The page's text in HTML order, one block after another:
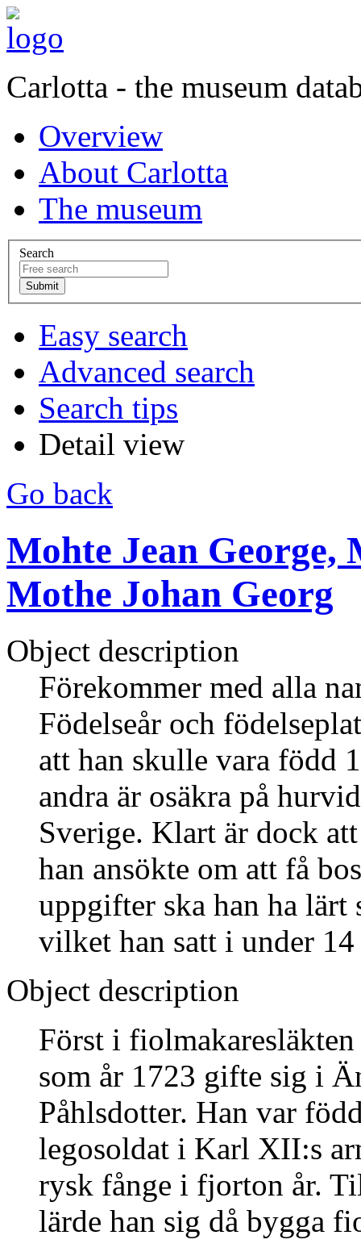
Carlotta - the museum
Overview
About Carlotta
The museum
Search
Easy search
Advanced search
Search tips
Detail view
Go back
Mohte Jean George,
Mothe Johan Georg
Object description
Förekommer med alla
Födelseår och
att han skulle vara född
andra är osäkra på
Sverige. Klart är dock
han ansökte om att få
uppgifter ska han ha
vilket han satt i under 14
Object description
Först i
som år 1723 gifte sig i
Påhlsdotter. Han var
legosoldat i Karl XII:s
rysk fånge i fjorton år.
lärde han sig då bygga